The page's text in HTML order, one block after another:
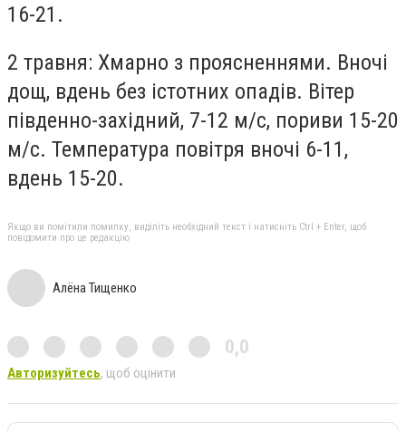
16-21.
2 травня: Хмарно з проясненнями. Вночі
дощ, вдень без істотних опадів. Вітер
південно-західний, 7-12 м/с, пориви 15-20
м/с. Температура повітря вночі 6-11,
вдень 15-20.
Якщо ви помітили помилку, виділіть необхідний текст і натисніть Ctrl + Enter, щоб
повідомити про це редакцію
Алёна Тищенко
0,0
Авторизуйтесь, щоб оцінити